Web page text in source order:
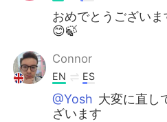
おめでとうございま
😊🍃
Connor
EN ES
@Yosh 大変に直し
ざいます